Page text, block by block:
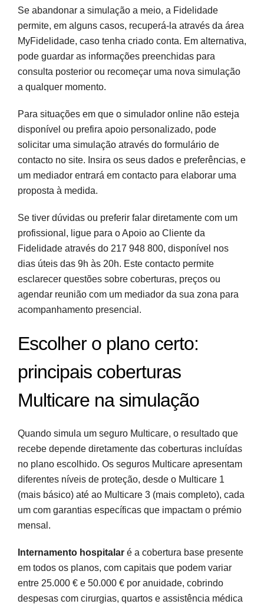
Se abandonar a simulação a meio, a Fidelidade
permite, em alguns casos, recuperá-la através da área
MyFidelidade, caso tenha criado conta. Em alternativa,
pode guardar as informações preenchidas para
consulta posterior ou recomeçar uma nova simulação
a qualquer momento.
Para situações em que o simulador online não esteja
disponível ou prefira apoio personalizado, pode
solicitar uma simulação através do formulário de
contacto no site. Insira os seus dados e preferências, e
um mediador entrará em contacto para elaborar uma
proposta à medida.
Se tiver dúvidas ou preferir falar diretamente com um
profissional, ligue para o Apoio ao Cliente da
Fidelidade através do 217 948 800, disponível nos
dias úteis das 9h às 20h. Este contacto permite
esclarecer questões sobre coberturas, preços ou
agendar reunião com um mediador da sua zona para
acompanhamento presencial.
Escolher o plano certo:
principais coberturas
Multicare na simulação
Quando simula um seguro Multicare, o resultado que
recebe depende diretamente das coberturas incluídas
no plano escolhido. Os seguros Multicare apresentam
diferentes níveis de proteção, desde o Multicare 1
(mais básico) até ao Multicare 3 (mais completo), cada
um com garantias específicas que impactam o prémio
mensal.
Internamento hospitalar é a cobertura base presente
em todos os planos, com capitais que podem variar
entre 25.000 € e 50.000 € por anuidade, cobrindo
despesas com cirurgias, quartos e assistência médica